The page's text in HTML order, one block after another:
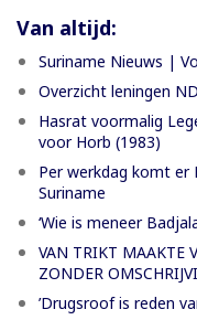
Van altijd:
Suriname Nieuws |
Overzicht leningen
Hasrat voormalig
voor Horb (1983)
Per werkdag komt er
Suriname
‘Wie is meneer
VAN TRIKT MAAKTE
ZONDER
’Drugsroof is reden